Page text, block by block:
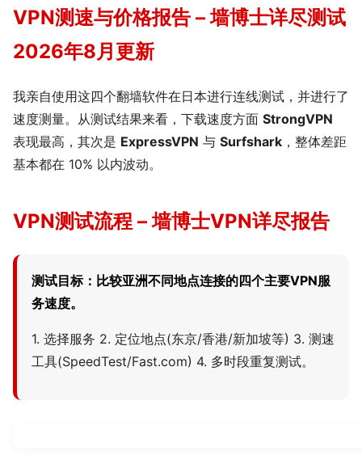
VPN测速与价格报告 – 墙博士详尽测试
2026年8月更新
我亲自使用这四个翻墙软件在日本进行连线测试，并进行了
速度测量。从测试结果来看，下载速度方面 StrongVPN
表现最高，其次是 ExpressVPN 与 Surfshark ，整体差距
基本都在 10% 以内波动。
VPN测试流程 – 墙博士VPN详尽报告
测试目标：比较亚洲不同地点连接的四个主要VPN服
务速度。
1. 选择服务 2. 定位地点(东京/香港/新加坡等) 3. 测速
工具(SpeedTest/Fast.com) 4. 多时段重复测试。